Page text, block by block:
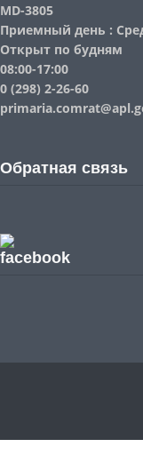
MD-3805
Приемный день :
Открыт по будням
08:00-17:00
0 (298) 2-26-60
Обратная связь
facebook